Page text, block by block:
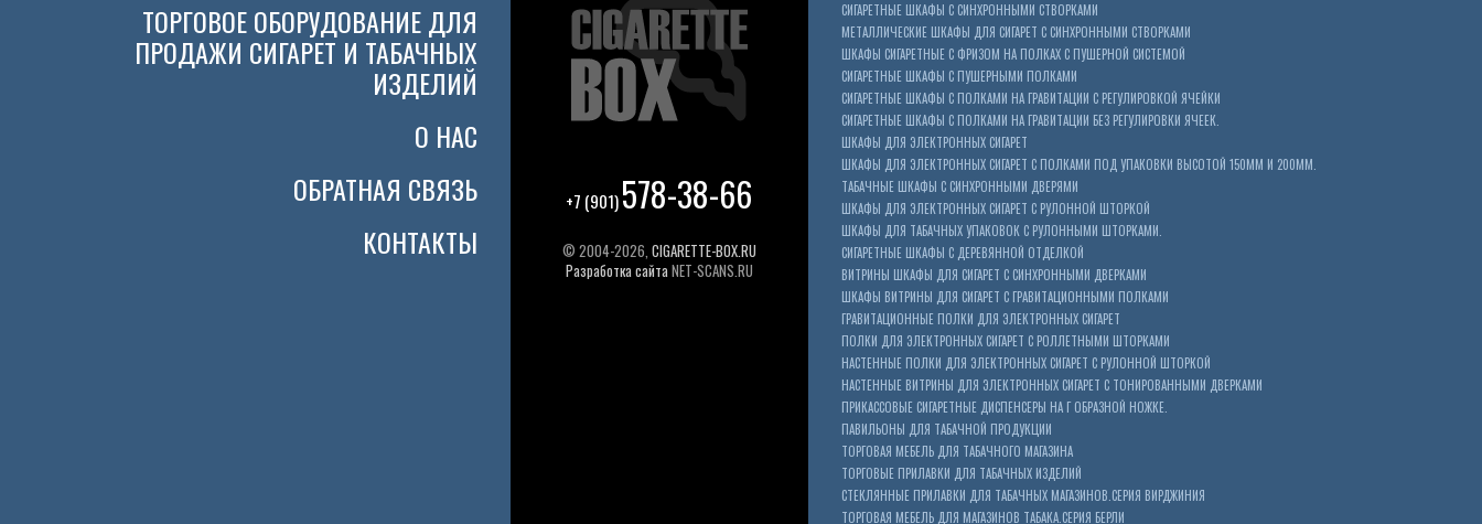
ТОРГОВОЕ ОБОРУДОВАНИЕ ДЛЯ
ПРОДАЖИ СИГАРЕТ И ТАБАЧНЫХ
ИЗДЕЛИЙ
О НАС
ОБРАТНАЯ СВЯЗЬ
КОНТАКТЫ
+7 (901)578-38-66
© 2004-2026, CIGARETTE-BOX.RU
Разработка сайтаNET-SCANS.RU
СИГАРЕТНЫЕ ШКАФЫ С СИНХРОННЫМИ СТВОРКАМИ
МЕТАЛЛИЧЕСКИЕ ШКАФЫ ДЛЯ СИГАРЕТ С СИНХРОННЫМИ СТВОРКАМИ
ШКАФЫ СИГАРЕТНЫЕ С ФРИЗОМ НА ПОЛКАХ С ПУШЕРНОЙ СИСТЕМОЙ
СИГАРЕТНЫЕ ШКАФЫ С ПУШЕРНЫМИ ПОЛКАМИ
СИГАРЕТНЫЕ ШКАФЫ С ПОЛКАМИ НА ГРАВИТАЦИИ С РЕГУЛИРОВКОЙ ЯЧЕЙКИ
СИГАРЕТНЫЕ ШКАФЫ С ПОЛКАМИ НА ГРАВИТАЦИИ БЕЗ РЕГУЛИРОВКИ ЯЧЕЕК.
ШКАФЫ ДЛЯ ЭЛЕКТРОННЫХ СИГАРЕТ
ШКАФЫ ДЛЯ ЭЛЕКТРОННЫХ СИГАРЕТ С ПОЛКАМИ ПОД УПАКОВКИ ВЫСОТОЙ 150ММ И 200ММ.
ТАБАЧНЫЕ ШКАФЫ С СИНХРОННЫМИ ДВЕРЯМИ
ШКАФЫ ДЛЯ ЭЛЕКТРОННЫХ СИГАРЕТ С РУЛОННОЙ ШТОРКОЙ
ШКАФЫ ДЛЯ ТАБАЧНЫХ УПАКОВОК С РУЛОННЫМИ ШТОРКАМИ.
СИГАРЕТНЫЕ ШКАФЫ С ДЕРЕВЯННОЙ ОТДЕЛКОЙ
ВИТРИНЫ ШКАФЫ ДЛЯ СИГАРЕТ С СИНХРОННЫМИ ДВЕРКАМИ
ШКАФЫ ВИТРИНЫ ДЛЯ СИГАРЕТ С ГРАВИТАЦИОННЫМИ ПОЛКАМИ
ГРАВИТАЦИОННЫЕ ПОЛКИ ДЛЯ ЭЛЕКТРОННЫХ СИГАРЕТ
ПОЛКИ ДЛЯ ЭЛЕКТРОННЫХ СИГАРЕТ С РОЛЛЕТНЫМИ ШТОРКАМИ
НАСТЕННЫЕ ПОЛКИ ДЛЯ ЭЛЕКТРОННЫХ СИГАРЕТ С РУЛОННОЙ ШТОРКОЙ
НАСТЕННЫЕ ВИТРИНЫ ДЛЯ ЭЛЕКТРОННЫХ СИГАРЕТ С ТОНИРОВАННЫМИ ДВЕРКАМИ
ПРИКАССОВЫЕ СИГАРЕТНЫЕ ДИСПЕНСЕРЫ НА Г ОБРАЗНОЙ НОЖКЕ.
ПАВИЛЬОНЫ ДЛЯ ТАБАЧНОЙ ПРОДУКЦИИ
ТОРГОВАЯ МЕБЕЛЬ ДЛЯ ТАБАЧНОГО МАГАЗИНА
ТОРГОВЫЕ ПРИЛАВКИ ДЛЯ ТАБАЧНЫХ ИЗДЕЛИЙ
СТЕКЛЯННЫЕ ПРИЛАВКИ ДЛЯ ТАБАЧНЫХ МАГАЗИНОВ.СЕРИЯ ВИРДЖИНИЯ
ТОРГОВАЯ МЕБЕЛЬ ДЛЯ МАГАЗИНОВ ТАБАКА.СЕРИЯ БЕРЛИ